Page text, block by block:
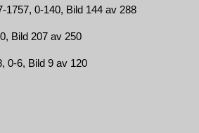
1757, 0-140, Bild 144 av 288
Bild 207 av 250
0-6, Bild 9 av 120